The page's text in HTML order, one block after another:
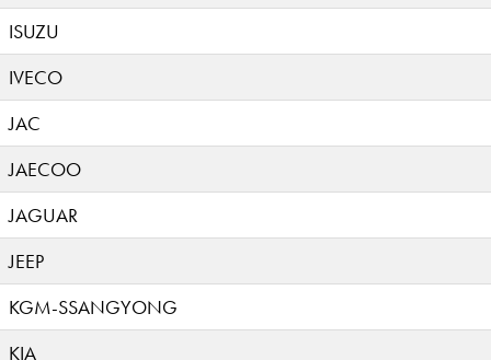
ISUZU
IVECO
JAC
JAECOO
JAGUAR
JEEP
KGM-SSANGYONG
KIA